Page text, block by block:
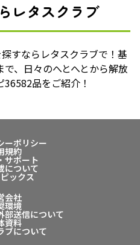
レタスクラブ
すならレタスクラブで！基
、日々のへとへとから解放
品をご紹介！
ーポリシー
規約
サポート
について
ックス
会社
環境
部送信について
資料
ブについて